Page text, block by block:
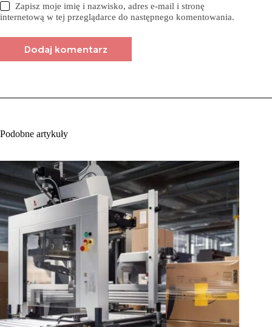
Zapisz moje imię i nazwisko, adres e-mail i stronę
internetową w tej przeglądarce do następnego komentowania.
Dodaj komentarz
Podobne artykuły